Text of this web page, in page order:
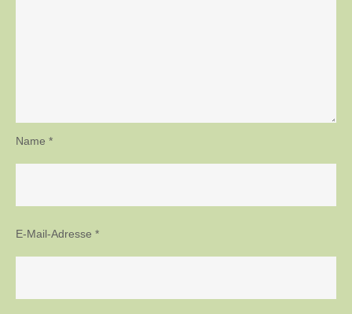
Name *
E-Mail-Adresse *